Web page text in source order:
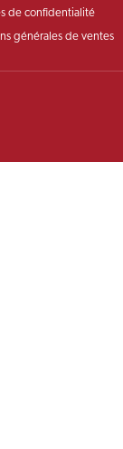
de confidentialité
générales de ventes